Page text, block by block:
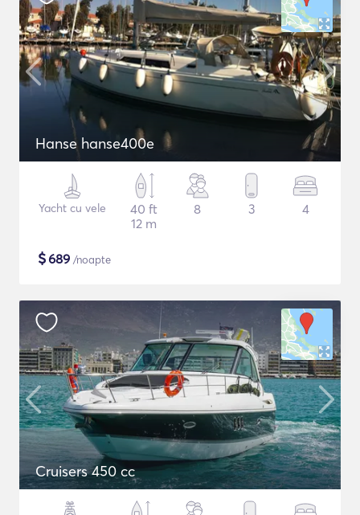
Hanse hanse400e
Yacht cu vele
40 ft
12 m
8 3 4
$689 /noapte
Cruisers 450 cc